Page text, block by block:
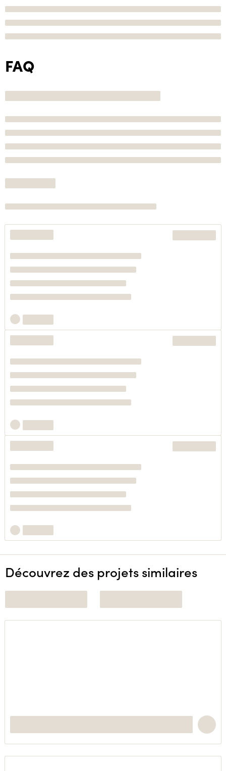
FAQ
Découvrez des projets similaires